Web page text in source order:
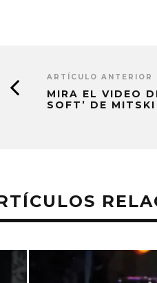
ARTÍCULO ANTERIOR
MIRA EL VIDEO
SOFT’ DE MITSKI
EXPLORA LA
‘ALONSO’
2026